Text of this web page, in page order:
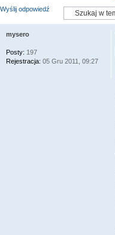
Wyślij odpowiedź
mysero
Posty: 197
Rejestracja: 05 Gru 2011, 09:27